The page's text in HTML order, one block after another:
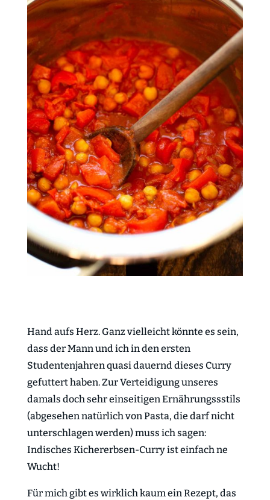
Hand aufs Herz. Ganz vielleicht könnte es sein,
dass der Mann und ich in den ersten
Studentenjahren quasi dauernd dieses Curry
gefuttert haben. Zur Verteidigung unseres
damals doch sehr einseitigen Ernährungssstils
(abgesehen natürlich von Pasta, die darf nicht
unterschlagen werden) muss ich sagen:
Indisches Kichererbsen-Curry ist einfach ne
Wucht!
Für mich gibt es wirklich kaum ein Rezept, das